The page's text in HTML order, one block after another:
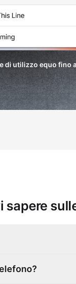
di utilizzo equo fino
sapere